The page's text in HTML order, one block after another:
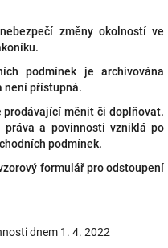
změny okolností ve
podmínek je archivována
není přístupná.
prodávající měnit či doplňovat.
práva a povinnosti vzniklá po
podmínek.
formulář pro odstoupení
dnem 1. 4. 2022